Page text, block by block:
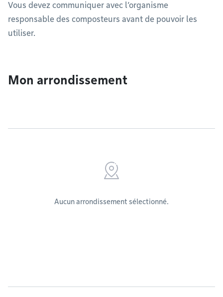
Vous devez communiquer avec l’organisme
responsable des composteurs avant de pouvoir les
utiliser.
Mon arrondissement
Aucun arrondissement sélectionné.